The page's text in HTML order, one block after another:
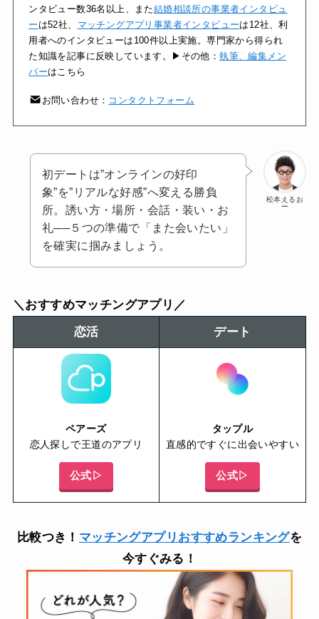
ンタビュー数36名以上、また結婚相談所の事業者インタビュ
ー は52社、 マッチングアプリ事業者インタビューは12社、利
用者へのインタビューは100件以上実施。専門家から得られ
た知識を記事に反映しています。▶その他：執筆、編集メン
バーはこちら
お問い合わせ： コンタクトフォーム
松本えるお
ー
初デートは”オンラインの好印
象”を”リアルな好感”へ変える勝負
所。誘い方・場所・会話・装い・お
礼──５つの準備で「また会いたい」
を確実に掴みましょう。
＼おすすめマッチングアプリ／
恋活
デート
ペアーズ
恋人探しで王道のアプリ
タップル
直感的ですぐに出会いやすい
公式▷ 公式▷
比較つき！ マッチングアプリおすすめランキングを
今すぐみる！